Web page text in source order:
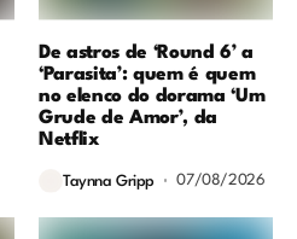
De astros de ‘Round 6’ a
‘Parasita’: quem é quem
no elenco do dorama ‘Um
Grude de Amor’, da
Netflix
Taynna Gripp 07/08/2026